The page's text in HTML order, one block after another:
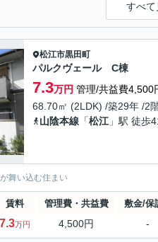
すべて
松江市黒田町
パルクヴェール C棟
7.3万円 管理/共益費4,500
68.70㎡ (2LDK) /築29年 /2
山陰本線 「松江 」駅 徒歩
舞い込む住まい
賃料 管理費・共益費 敷金/保
7.3万円 4,500円 -